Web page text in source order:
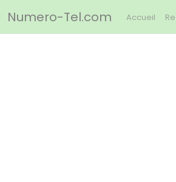
Numero-Tel.com Accueil